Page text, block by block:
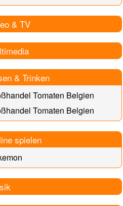
& TV
& Trinken
Tomaten Belgien
Tomaten Belgien
spielen